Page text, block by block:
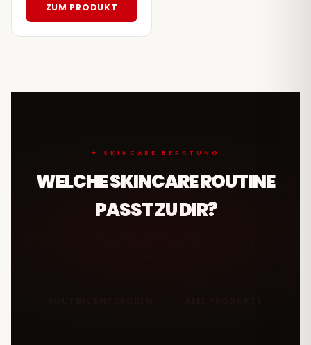
ZUM PRODUKT
✦ SKINCARE BERATUNG
WELCHE SKINCARE ROUTINE
PASST ZU DIR?